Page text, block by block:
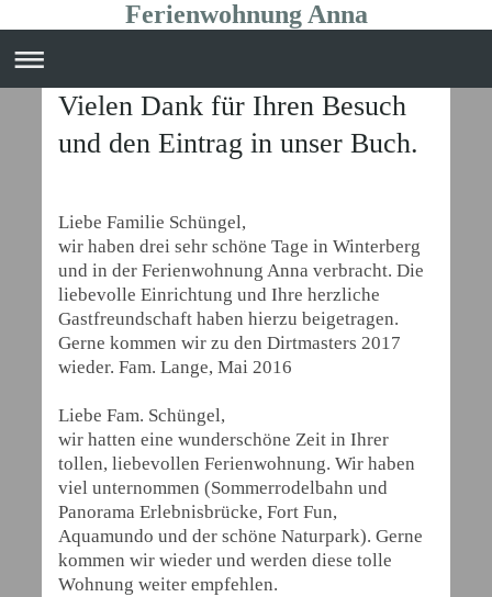
Ferienwohnung Anna
Vielen Dank für Ihren Besuch
und den Eintrag in unser Buch.
Liebe Familie Schüngel,
wir haben drei sehr schöne Tage in Winterberg
und in der Ferienwohnung Anna verbracht. Die
liebevolle Einrichtung und Ihre herzliche
Gastfreundschaft haben hierzu beigetragen.
Gerne kommen wir zu den Dirtmasters 2017
wieder. Fam. Lange, Mai 2016
Liebe Fam. Schüngel,
wir hatten eine wunderschöne Zeit in Ihrer
tollen, liebevollen Ferienwohnung. Wir haben
viel unternommen (Sommerrodelbahn und
Panorama Erlebnisbrücke, Fort Fun,
Aquamundo und der schöne Naturpark). Gerne
kommen wir wieder und werden diese tolle
Wohnung weiter empfehlen.